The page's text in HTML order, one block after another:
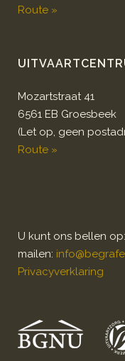
Route »
Mozartstraat 41
6561 EB Groesbeek
(Let op, geen
Route »
U kunt ons bellen
mailen:
Privacyverklaring